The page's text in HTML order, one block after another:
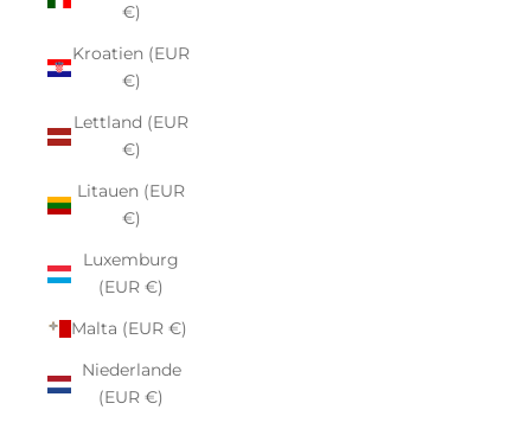
€)
Kroatien (EUR
€)
Lettland (EUR
€)
Litauen (EUR
€)
Luxemburg
(EUR €)
Malta (EUR €)
Niederlande
(EUR €)